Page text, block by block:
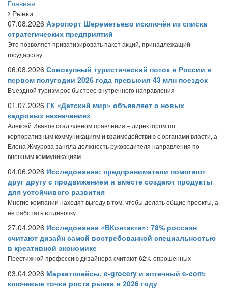
Главная
Рынки
07.08.2026 Аэропорт Шереметьево исключён из списка
стратегических предприятий
Это позволяет приватизировать пакет акций, принадлежащий
государству
06.08.2026 Совокупный туристический поток в России в
первом полугодии 2026 года превысил 43 млн поездок
Въездной туризм рос быстрее внутреннего направления
01.07.2026 ГК «Детский мир» объявляет о новых
кадровых назначениях
Алексей Иванов стал членом правления – директором по
корпоративным коммуникациям и взаимодействию с органами власти, а
Елена Жмурова заняла должность руководителя направления по
внешним коммуникациям
04.06.2026 Исследование: предприниматели помогают
друг другу с продвижением и вместе создают продукты
для устойчивого развития
Многие компании находят выгоду в том, чтобы делать общие проекты, а
не работать в одиночку
27.04.2026 Исследование «ВКонтакте»: 78% россиян
считают дизайн самой востребованной специальностью
в креативной экономике
Престижной профессию дизайнера считают 62% опрошенных
03.04.2026 Маркетплейсы, e-grocery и аптечный e-com:
ключевые точки роста рынка в 2026 году